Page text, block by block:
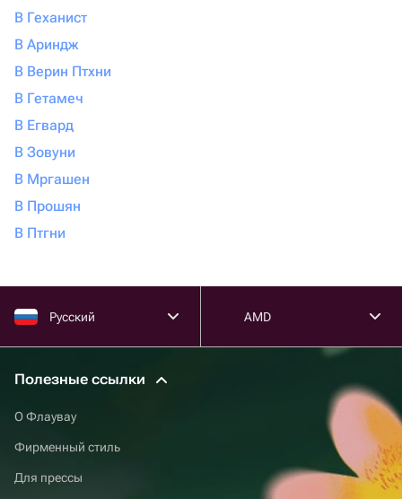
В Геханист
В Ариндж
В Верин Птхни
В Гетамеч
В Егвард
В Зовуни
В Мргашен
В Прошян
В Птгни
Русский AMD
Полезные ссылки
О Флаувау
Фирменный стиль
Для прессы